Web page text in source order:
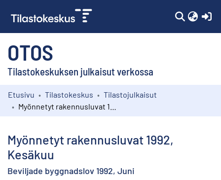
OTOS
Tilastokeskuksen julkaisut verkossa
Kokoelmat
Etusivu Tilastokeskus
Tilastojulkaisut
Myönnetyt rakennusluvat 1992,
Kesäkuu
Beviljade byggnadslov 1992, Juni